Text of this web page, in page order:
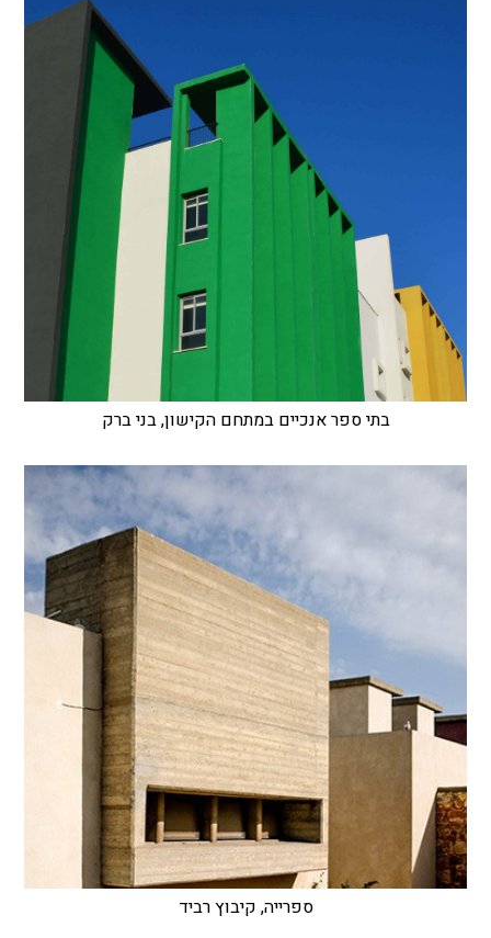
בתי ספר אנכיים במתחם הקישון, בני ברק
ספרייה, קיבוץ רביד